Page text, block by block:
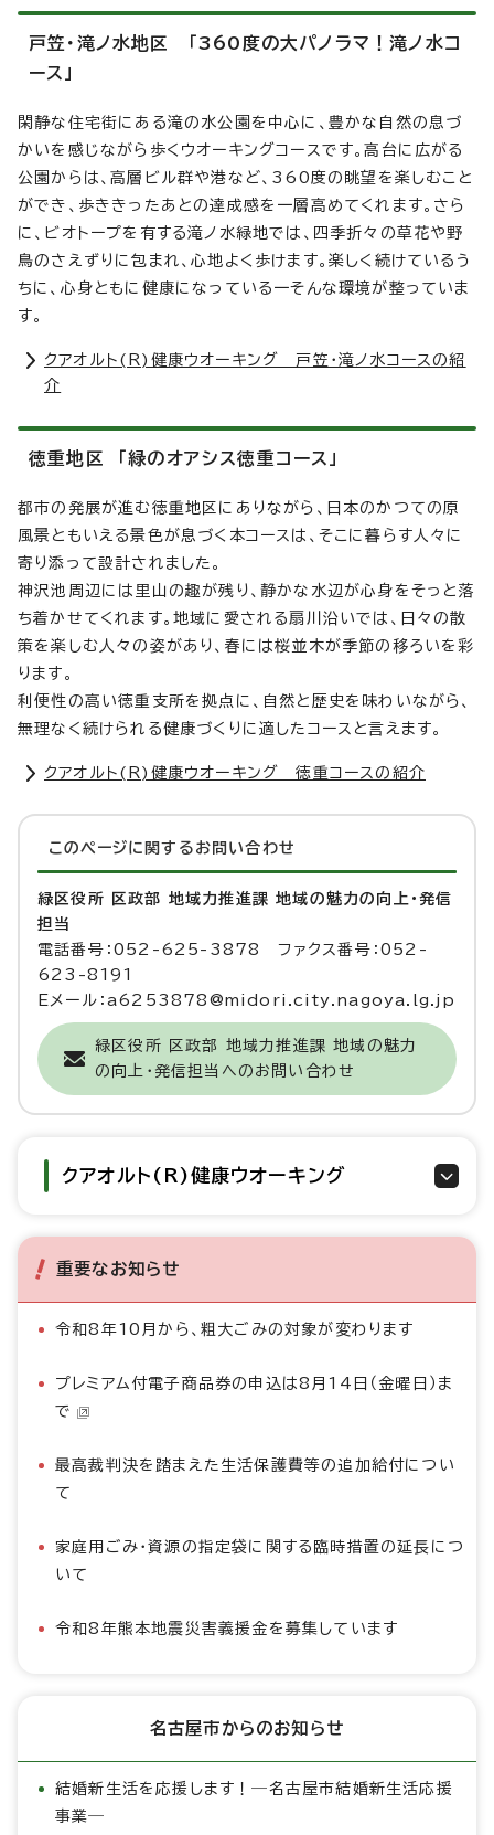
戸笠・滝ノ水地区 「360度の大パノラマ！滝ノ水コ
ース」
閑静な住宅街にある滝の水公園を中心に、豊かな自然の息づ
かいを感じながら歩くウオーキングコースです。高台に広がる
公園からは、高層ビル群や港など、360度の眺望を楽しむこと
ができ、歩ききったあとの達成感を一層高めてくれます。さら
に、ビオトープを有する滝ノ水緑地では、四季折々の草花や野
鳥のさえずりに包まれ、心地よく歩けます。楽しく続けているう
ちに、心身ともに健康になっている一そんな環境が整っていま
す。
クアオルト(R)健康ウオーキング 戸笠・滝ノ水コースの紹
介
徳重地区 「緑のオアシス徳重コース」
都市の発展が進む徳重地区にありながら、日本のかつての原
風景ともいえる景色が息づく本コースは、そこに暮らす人々に
寄り添って設計されました。
神沢池周辺には里山の趣が残り、静かな水辺が心身をそっと落
ち着かせてくれます。地域に愛される扇川沿いでは、日々の散
策を楽しむ人々の姿があり、春には桜並木が季節の移ろいを彩
ります。
利便性の高い徳重支所を拠点に、自然と歴史を味わいながら、
無理なく続けられる健康づくりに適したコースと言えます。
クアオルト(R)健康ウオーキング 徳重コースの紹介
このページに関する お問い合わせ
緑区役所 区政部 地域力推進課 地域の魅力の向上・発信
担当
電話番号：052-625-3878 ファクス番号：052-
623-8191
Eメール：a6253878@midori.city.nagoya.lg.jp
緑区役所 区政部 地域力推進課 地域の魅力
の向上・発信担当へのお問い合わせ
クアオルト(R)健康ウオーキング
重要なお知らせ
令和8年10月から、粗大ごみの対象が変わります
プレミアム付電子商品券の申込は8月14日（金曜日）ま
で
最高裁判決を踏まえた生活保護費等の追加給付につい
て
家庭用ごみ・資源の指定袋に関する臨時措置の延長につ
いて
令和8年熊本地震災害義援金を募集しています
名古屋市からのお知らせ
結婚新生活を応援します！―名古屋市結婚新生活応援
事業―